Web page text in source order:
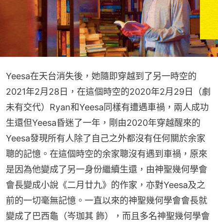
Yeesa在天台消失後，她隨即穿越到了另一時空的
2021年2月28日，在這個時空的2020年2月29日（劇
未有交代）Ryan和Yeesa同樣有遭遇車禍，兩人成功
生還但Yeesa昏迷了一年，剛由2020年穿越醒來的
Yeesa發現所有人除了自己之外都沒有任何關於余家
聰的記憶。在這個時空的余家聰沒有遇到車禍，原來
是因為他變成了另一身份繼續生還，由神聖幾何學會
會長變成小說《二月廿九》的作家，亦對Yeesa及之
前的一切毫無記憶。一直以來的神聖幾何學會會長就
變成了巴西龜（岑珈其 飾），而且多名神聖幾何學會